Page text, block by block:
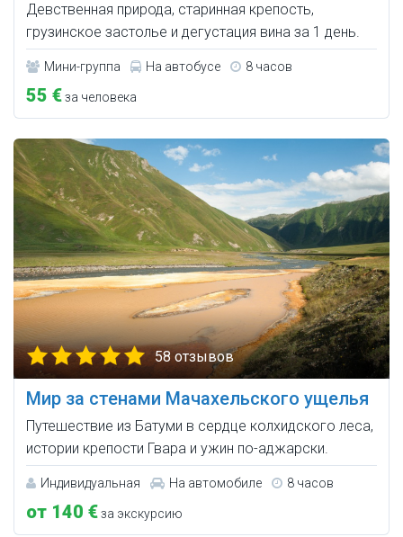
Девственная природа, старинная крепость,
грузинское застолье и дегустация вина за 1 день.
Мини-группа На автобусе 8 часов
55 €за человека
58 отзывов
Мир за стенами Мачахельского ущелья
Путешествие из Батуми в сердце колхидского леса,
истории крепости Гвара и ужин по-аджарски.
Индивидуальная На автомобиле 8 часов
от 140 €за экскурсию